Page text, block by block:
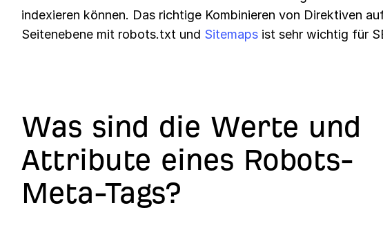
indexieren können. Das richtige Kombinieren von Direktiven
Seitenebene mit robots.txt und Sitemaps ist sehr wichtig für
Was sind die Werte und
Attribute eines Robots-
Meta-Tags?